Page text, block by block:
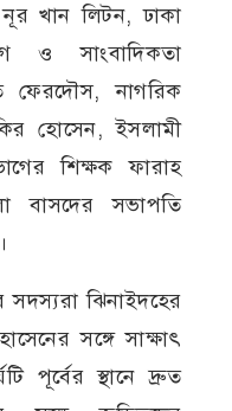
খান লিটন, ঢাকা
ও সাংবাদিকতা
ফেরদৌস, নাগরিক
হোসেন, ইসলামী
শিক্ষক ফারাহ
বাসদের সভাপতি
সদস্যরা ঝিনাইদহের
সঙ্গে সাক্ষাৎ
পূর্বের স্থানে দ্রুত